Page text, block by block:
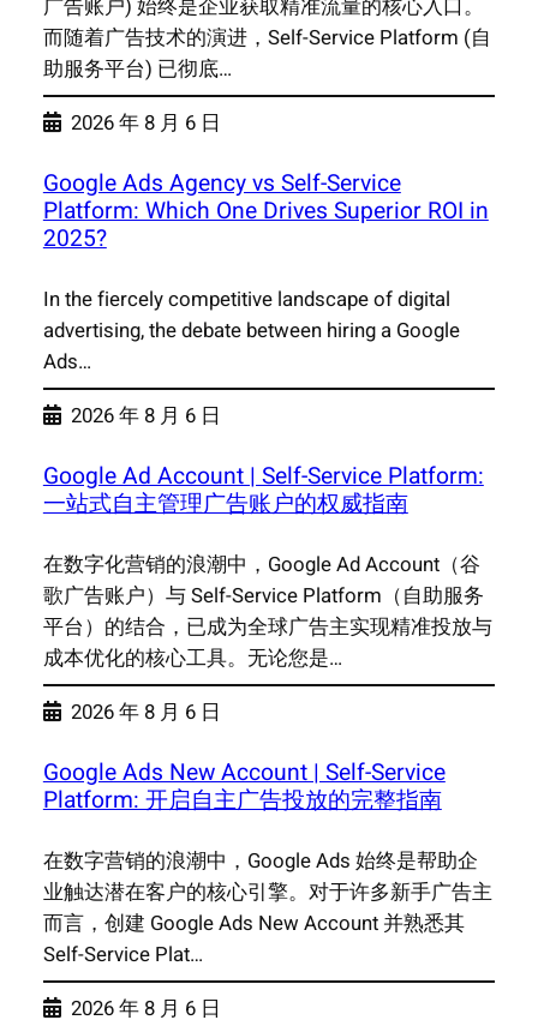
广告账户) 始终是企业获取精准流量的核心入口。
而随着广告技术的演进，Self-Service Platform (自
助服务平台) 已彻底…
2026 年 8 月 6 日
Google Ads Agency vs Self-Service
Platform: Which One Drives Superior ROI in
2025?
In the fiercely competitive landscape of digital
advertising, the debate between hiring a Google
Ads…
2026 年 8 月 6 日
Google Ad Account | Self-Service Platform:
一站式自主管理广告账户的权威指南
在数字化营销的浪潮中，Google Ad Account（谷
歌广告账户）与 Self-Service Platform（自助服务
平台）的结合，已成为全球广告主实现精准投放与
成本优化的核心工具。无论您是…
2026 年 8 月 6 日
Google Ads New Account | Self-Service
Platform: 开启自主广告投放的完整指南
在数字营销的浪潮中，Google Ads 始终是帮助企
业触达潜在客户的核心引擎。对于许多新手广告主
而言，创建 Google Ads New Account 并熟悉其
Self-Service Plat…
2026 年 8 月 6 日